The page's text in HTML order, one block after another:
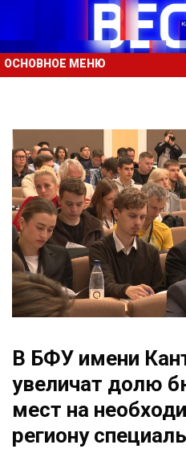
ОСНОВНОЕ МЕНЮ
В БФУ имени
увеличат долю
мест на
региону